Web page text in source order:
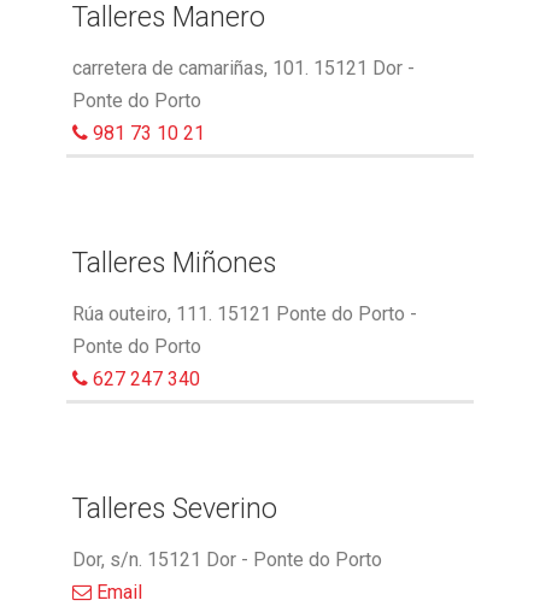
Talleres Manero
carretera de camariñas, 101. 15121 Dor -
Ponte do Porto
981 73 10 21
Talleres Miñones
Rúa outeiro, 111. 15121 Ponte do Porto -
Ponte do Porto
627 247 340
Talleres Severino
Dor, s/n. 15121 Dor - Ponte do Porto
Email